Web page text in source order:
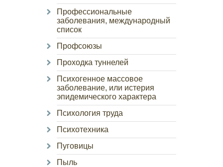
Профессиональные
заболевания, международный
список
Профсоюзы
Проходка туннелей
Психогенное массовое
заболевание, или истерия
эпидемического характера
Психология труда
Психотехника
Пуговицы
Пыль